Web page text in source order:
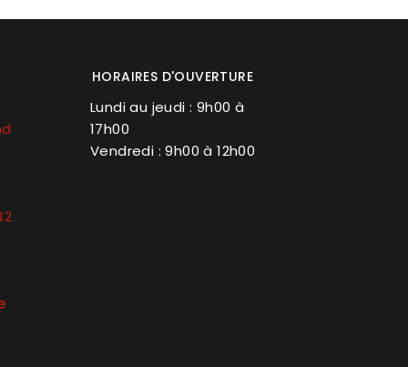
HORAIRES D'OUVERTURE
Lundi au jeudi : 9h00 à
17h00
Vendredi : 9h00 à 12h00